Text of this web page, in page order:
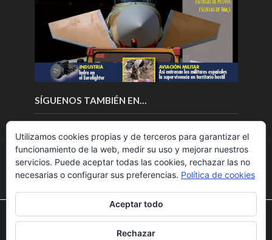
SÍGUENOS TAMBIÉN EN…
Copyright © 2018.Fly News.Noticias aerospacial
Utilizamos cookies para ofrecerte la mejor experiencia en
nuestra web.
Puedes aprender más sobre qué cookies utilizamos o
Utilizamos cookies propias y de terceros para garantizar el
funcionamiento de la web, medir su uso y mejorar nuestros
servicios. Puede aceptar todas las cookies, rechazar las no
necesarias o configurar sus preferencias. Política de cookies
Aceptar todo
Rechazar